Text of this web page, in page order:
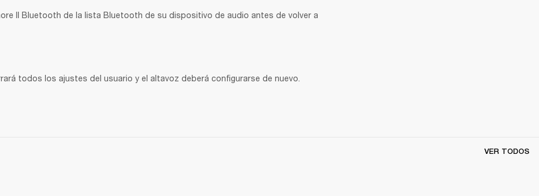
II Bluetooth de la lista Bluetooth de su dispositivo de audio antes de volver a
todos los ajustes del usuario y el altavoz deberá configurarse de nuevo.
VER TODOS